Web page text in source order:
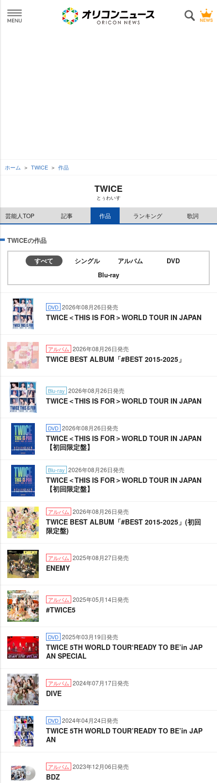
ホーム TWICE 作品
TWICE
とぅわいす
芸能人TOP 記事 作品 ランキング 歌詞
TWICEの作品
すべて シングル アルバム
DVD
Blu-ray
DVD 2026年08月26日発売
TWICE＜THIS IS FOR＞WORLD TOUR IN JAPAN
アルバム 2026年08月26日発売
TWICE BEST ALBUM「#BEST 2015-2025」
Blu-ray 2026年08月26日発売
TWICE＜THIS IS FOR＞WORLD TOUR IN JAPAN
DVD 2026年08月26日発売
TWICE＜THIS IS FOR＞WORLD TOUR IN JAPAN
【初回限定盤】
Blu-ray 2026年08月26日発売
TWICE＜THIS IS FOR＞WORLD TOUR IN JAPAN
【初回限定盤】
アルバム 2026年08月26日発売
TWICE BEST ALBUM「#BEST 2015-2025」(初回
限定盤)
アルバム 2025年08月27日発売
ENEMY
アルバム 2025年05月14日発売
#TWICE5
DVD 2025年03月19日発売
TWICE 5TH WORLD TOUR‘READY TO BE’in JAP
AN SPECIAL
アルバム 2024年07月17日発売
DIVE
DVD 2024年04月24日発売
TWICE 5TH WORLD TOUR’READY TO BE’in JAP
AN
アルバム 2023年12月06日発売
BDZ